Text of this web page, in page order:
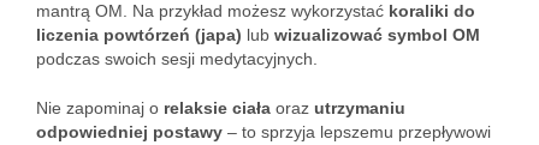
mantrą OM. Na przykład możesz wykorzystać koraliki do
liczenia powtórzeń (japa) lub wizualizować symbol OM
podczas swoich sesji medytacyjnych.
Nie zapominaj o relaksie ciała oraz utrzymaniu
odpowiedniej postawy – to sprzyja lepszemu przepływowi